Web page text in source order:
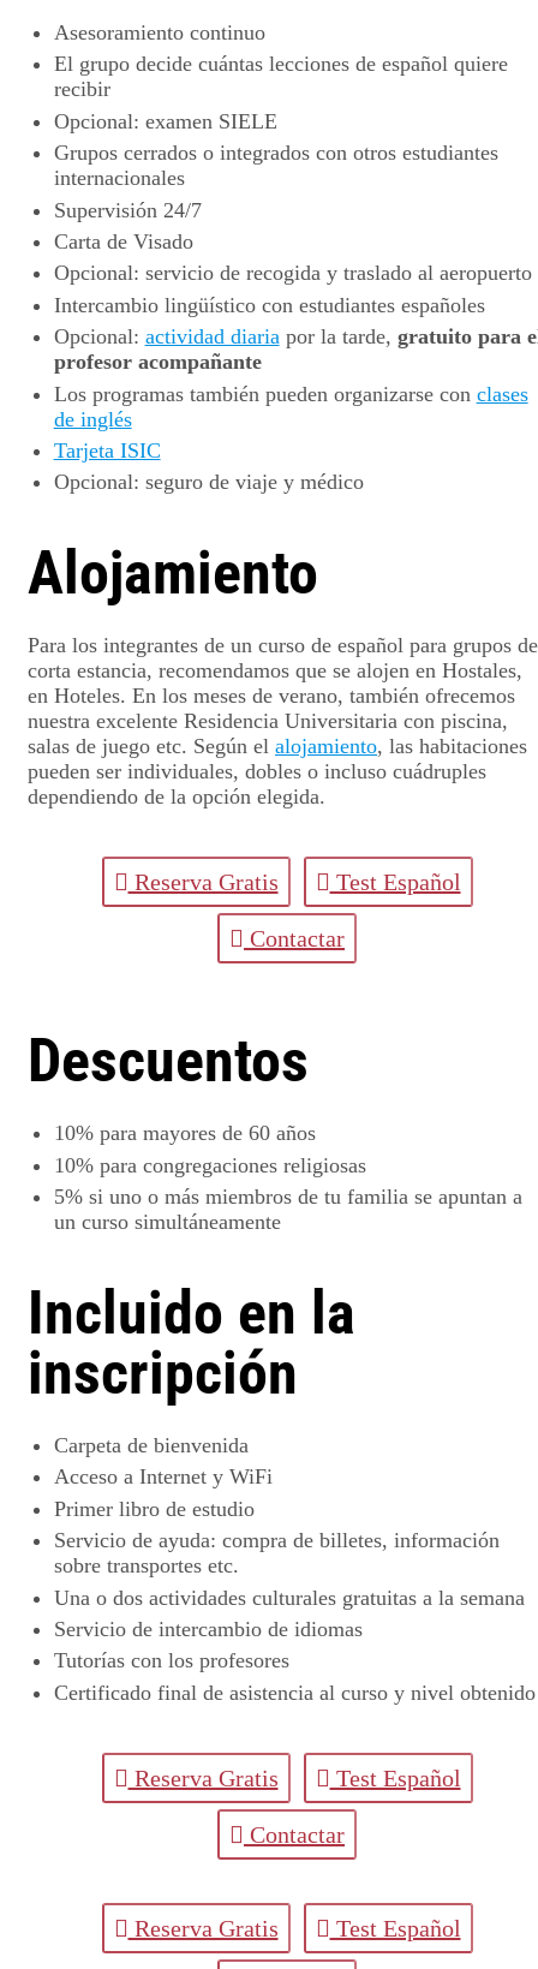
Asesoramiento continuo
El grupo decide cuántas lecciones de español quiere
recibir
Opcional: examen SIELE
Grupos cerrados o integrados con otros estudiantes
internacionales
Supervisión 24/7
Carta de Visado
Opcional: servicio de recogida y traslado al aeropuerto
Intercambio lingüístico con estudiantes españoles
Opcional: actividad diariapor la tarde, gratuito para
profesor acompañante
Los programas también pueden organizarse con clases
de inglés
Tarjeta ISIC
Opcional: seguro de viaje y médico
Alojamiento
Para los integrantes de un curso de español para grupos de
corta estancia, recomendamos que se alojen en Hostales,
en Hoteles. En los meses de verano, también ofrecemos
nuestra excelente Residencia Universitaria con piscina,
salas de juego etc. Según el alojamiento, las habitaciones
pueden ser individuales, dobles o incluso cuádruples
dependiendo de la opción elegida.
Reserva Gratis Test Español
Contactar
Descuentos
10%para mayores de 60 años
10%para congregaciones religiosas
5%si uno o más miembros de tu familia se apuntan a
un curso simultáneamente
Incluido en la
inscripción
Carpeta de bienvenida
Acceso a Internet y WiFi
Primer libro de estudio
Servicio de ayuda: compra de billetes, información
sobre transportes etc.
Una o dos actividades culturales gratuitas a la semana
Servicio de intercambio de idiomas
Tutorías con los profesores
Certificado final de asistencia al curso y nivel obtenido
Reserva Gratis Test Español
Contactar
Reserva Gratis Test Español